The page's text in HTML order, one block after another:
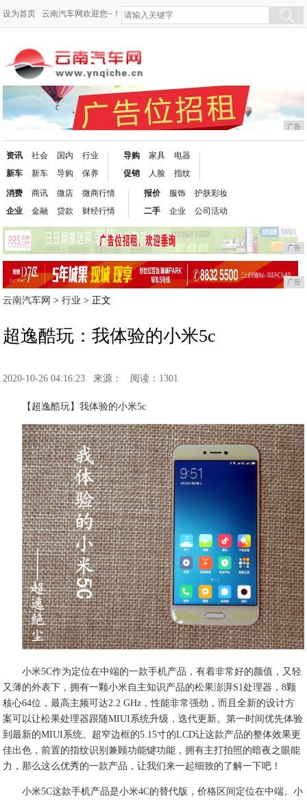
设为首页 云南汽车网欢迎您~！
广告
资讯
新车
社会
新车
国内
导购
行业
保养
导购
促销
家具
人脸
电器
指纹
消费
企业
商讯
金融
微店
贷款
微商行情
财经行情
报价
二手
服饰
企业
护肤彩妆
公司活动
广告
广告
云南汽车网 >行业 > 正文
超逸酷玩：我体验的小米5c
2020-10-26 04:16:23 来源： 阅读：1301
【超逸酷玩】我体验的小米5c
小米5C作为定位在中端的一款手机产品，有着非常好的颜值，又轻
又薄的外表下，拥有一颗小米自主知识产品的松果澎湃S1处理器，8颗
核心64位，最高主频可达2.2 GHz，性能非常强劲，而且全新的设计方
案可以让松果处理器跟随MIUI系统升级，迭代更新。第一时间优先体验
到最新的MIUI系统。超窄边框的5.15寸的LCD让这款产品的整体效果更
佳出色，前置的指纹识别兼顾功能键功能，拥有主打拍照的暗夜之眼能
力，那么这么优秀的一款产品，让我们来一起细致的了解一下吧！
小米5C这款手机产品是小米4C的替代版，价格区间定位在中端。小